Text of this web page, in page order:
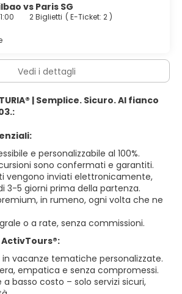
vs Paris SG
2 Biglietti ( E-Ticket: 2 )
Vedi i dettagli
| Semplice. Sicuro. Al fianco
e personalizzabile al 100%.
sono confermati e garantiti.
vengono inviati elettronicamente,
3-5 giorni prima della partenza.
in rumeno, ogni volta che ne
o a rate, senza commissioni.
in vacanze tematiche personalizzate.
empatica e senza compromessi.
a basso costo – solo servizi sicuri,